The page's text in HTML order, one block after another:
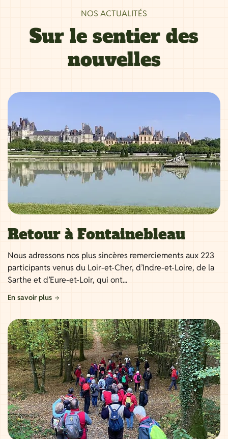
NOS ACTUALITÉS
Sur le sentier des
nouvelles
Retour à Fontainebleau
Nous adressons nos plus sincères remerciements aux 223
participants venus du Loir-et-Cher, d’Indre-et-Loire, de la
Sarthe et d’Eure-et-Loir, qui ont...
En savoir plus